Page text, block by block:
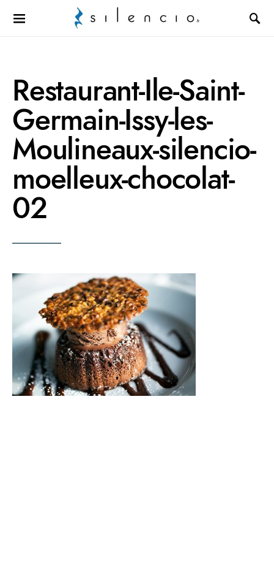
Search for:
Restaurant-Ile-Saint-
Germain-Issy-les-
Moulineaux-silencio-
moelleux-chocolat-
02